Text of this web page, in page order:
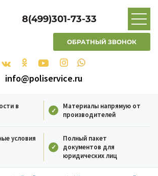
8(499)301-73-33
ОБРАТНЫЙ ЗВОНОК
info@poliservice.ru
в
Материалы напрямую от
производителей
условия
Полный пакет
документов для
юридических лиц